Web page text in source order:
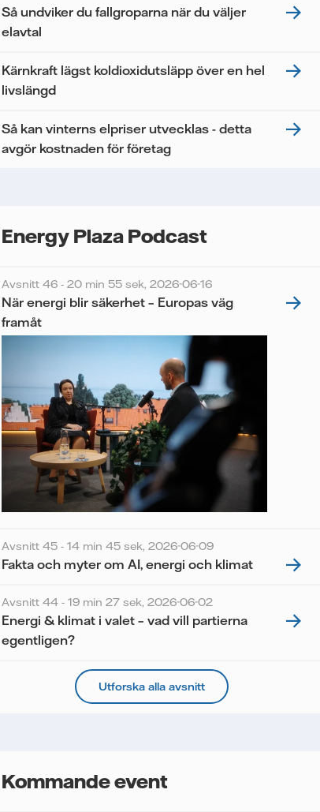
nyhetsbrevet.*
Så undviker du fallgroparna när du väljer
elavtal
Kärnkraft lägst koldioxidutsläpp över en hel
livslängd
Så kan vinterns elpriser utvecklas - detta
avgör kostnaden för företag
Energy Plaza Podcast
Avsnitt 46 - 20 min 55 sek, 2026-06-16
När energi blir säkerhet – Europas väg
framåt
Avsnitt 45 - 14 min 45 sek, 2026-06-09
Fakta och myter om AI, energi och klimat
Avsnitt 44 - 19 min 27 sek, 2026-06-02
Energi & klimat i valet – vad vill partierna
egentligen?
Utforska alla avsnitt
Kommande event